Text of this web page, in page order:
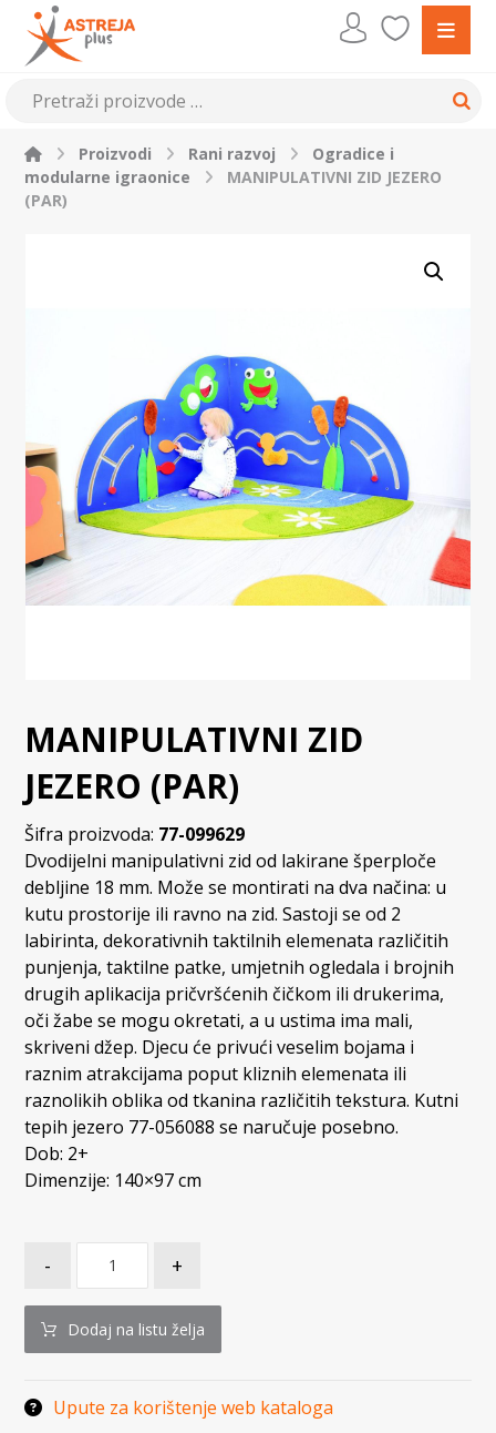
Proizvodi Rani razvoj
Ogradice i
modularne igraonice
MANIPULATIVNI ZID JEZERO
(PAR)
MANIPULATIVNI ZID
JEZERO (PAR)
Šifra proizvoda: 77-099629
Dvodijelni manipulativni zid od lakirane šperploče
debljine 18 mm. Može se montirati na dva načina: u
kutu prostorije ili ravno na zid. Sastoji se od 2
labirinta, dekorativnih taktilnih elemenata različitih
punjenja, taktilne patke, umjetnih ogledala i brojnih
drugih aplikacija pričvršćenih čičkom ili drukerima,
oči žabe se mogu okretati, a u ustima ima mali,
skriveni džep. Djecu će privući veselim bojama i
raznim atrakcijama poput kliznih elemenata ili
raznolikih oblika od tkanina različitih tekstura. Kutni
tepih jezero 77-056088 se naručuje posebno.
Dob: 2+
Dimenzije: 140×97 cm
- +
Dodaj na listu želja
Upute za korištenje web kataloga